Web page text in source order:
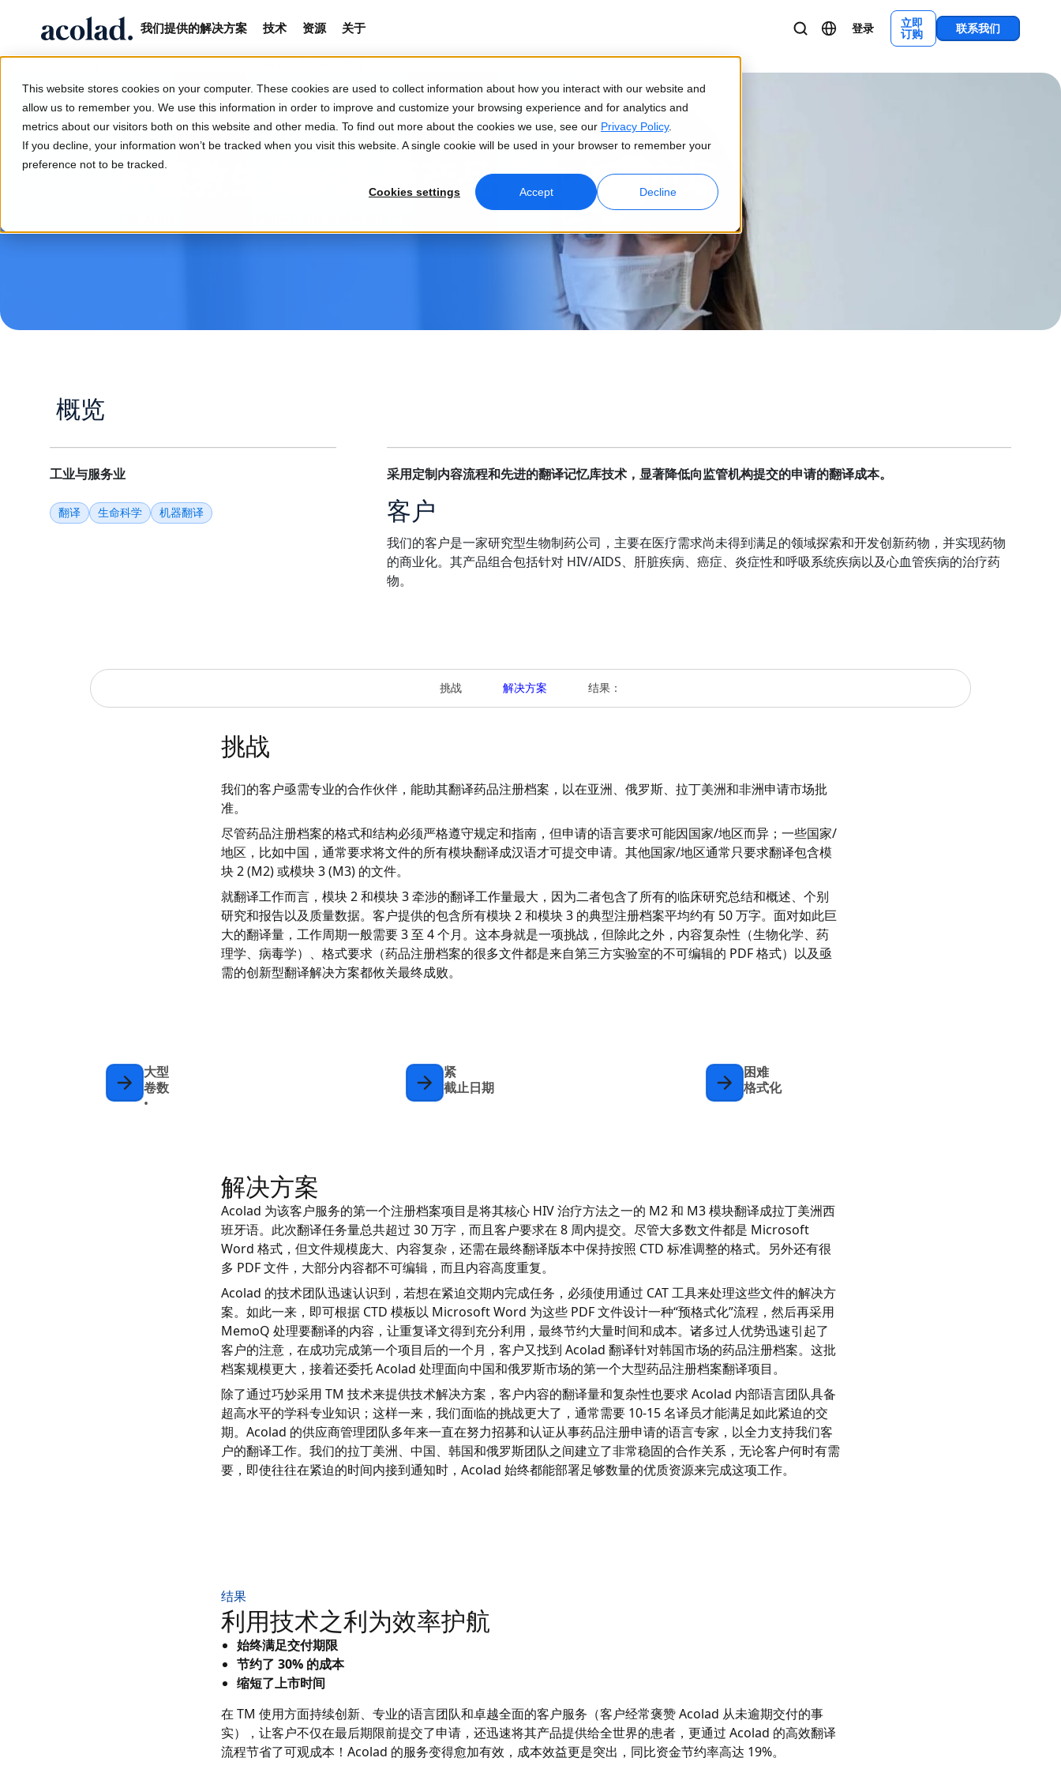
This website stores cookies on your computer. These cookies are used to collect information about how you interact with our website and
allow us to remember you. We use this information in order to improve and customize your browsing experience and for analytics and
metrics about our visitors both on this website and other media. To find out more about the cookies we use, see our Privacy Policy.
If you decline, your information won’t be tracked when you visit this website. A single cookie will be used in your browser to remember your
preference not to be tracked.
Cookies settings Accept Decline
我们提供的解决方案 技术 资源 关于 登录
立即
订购
联系我们
将拯救生命的医药产品推向全球市场
概览
工业与服务业
翻译 生命科学 机器翻译
采用定制内容流程和先进的翻译记忆库技术，显著降低向监管机构提交的申请的翻译成本。
客户
我们的客户是一家研究型生物制药公司，主要在医疗需求尚未得到满足的领域探索和开发创新药物，并实现药物
的商业化。其产品组合包括针对 HIV/AIDS、肝脏疾病、癌症、炎症性和呼吸系统疾病以及心血管疾病的治疗药
物。
挑战 解决方案 结果：
挑战
我们的客户亟需专业的合作伙伴，能助其翻译药品注册档案，以在亚洲、俄罗斯、拉丁美洲和非洲申请市场批
准。
尽管药品注册档案的格式和结构必须严格遵守规定和指南，但申请的语言要求可能因国家/地区而异；一些国家/
地区，比如中国，通常要求将文件的所有模块翻译成汉语才可提交申请。其他国家/地区通常只要求翻译包含模
块 2 (M2) 或模块 3 (M3) 的文件。
就翻译工作而言，模块 2 和模块 3 牵涉的翻译工作量最大，因为二者包含了所有的临床研究总结和概述、个别
研究和报告以及质量数据。客户提供的包含所有模块 2 和模块 3 的典型注册档案平均约有 50 万字。面对如此巨
大的翻译量，工作周期一般需要 3 至 4 个月。这本身就是一项挑战，但除此之外，内容复杂性（生物化学、药
理学、病毒学）、格式要求（药品注册档案的很多文件都是来自第三方实验室的不可编辑的 PDF 格式）以及亟
需的创新型翻译解决方案都攸关最终成败。
大型
卷数
•
紧
截止日期
困难
格式化
解决方案
Acolad 为该客户服务的第一个注册档案项目是将其核心 HIV 治疗方法之一的 M2 和 M3 模块翻译成拉丁美洲西
班牙语。此次翻译任务量总共超过 30 万字，而且客户要求在 8 周内提交。尽管大多数文件都是 Microsoft
Word 格式，但文件规模庞大、内容复杂，还需在最终翻译版本中保持按照 CTD 标准调整的格式。另外还有很
多 PDF 文件，大部分内容都不可编辑，而且内容高度重复。
Acolad 的技术团队迅速认识到，若想在紧迫交期内完成任务，必须使用通过 CAT 工具来处理这些文件的解决方
案。如此一来，即可根据 CTD 模板以 Microsoft Word 为这些 PDF 文件设计一种“预格式化”流程，然后再采用
MemoQ 处理要翻译的内容，让重复译文得到充分利用，最终节约大量时间和成本。诸多过人优势迅速引起了
客户的注意，在成功完成第一个项目后的一个月，客户又找到 Acolad 翻译针对韩国市场的药品注册档案。这批
档案规模更大，接着还委托 Acolad 处理面向中国和俄罗斯市场的第一个大型药品注册档案翻译项目。
除了通过巧妙采用 TM 技术来提供技术解决方案，客户内容的翻译量和复杂性也要求 Acolad 内部语言团队具备
超高水平的学科专业知识；这样一来，我们面临的挑战更大了，通常需要 10-15 名译员才能满足如此紧迫的交
期。Acolad 的供应商管理团队多年来一直在努力招募和认证从事药品注册申请的语言专家，以全力支持我们客
户的翻译工作。我们的拉丁美洲、中国、韩国和俄罗斯团队之间建立了非常稳固的合作关系，无论客户何时有需
要，即使往往在紧迫的时间内接到通知时，Acolad 始终都能部署足够数量的优质资源来完成这项工作。
结果
利用技术之利为效率护航
始终满足交付期限
节约了 30% 的成本
缩短了上市时间
在 TM 使用方面持续创新、专业的语言团队和卓越全面的客户服务（客户经常褒赞 Acolad 从未逾期交付的事
实），让客户不仅在最后期限前提交了申请，还迅速将其产品提供给全世界的患者，更通过 Acolad 的高效翻译
流程节省了可观成本！Acolad 的服务变得愈加有效，成本效益更是突出，同比资金节约率高达 19%。